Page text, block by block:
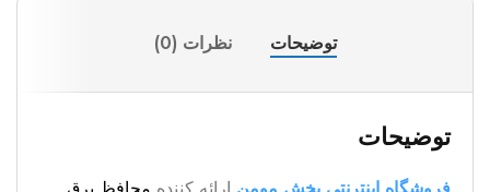
توضیحات نظرات (0)
توضیحات